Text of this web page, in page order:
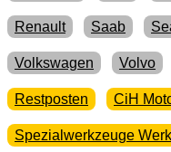
Renault Saab
Volkswagen Volvo
Restposten CiH
Spezialwerkzeuge